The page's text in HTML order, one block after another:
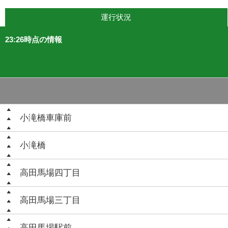
運行状況
23:26時点の情報
小滝橋車庫前
小滝橋
高田馬場四丁目
高田馬場三丁目